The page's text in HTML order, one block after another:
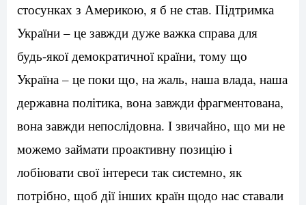
стосунках з Америкою, я б не став. Підтримка
України – це завжди дуже важка справа для
будь-якої демократичної країни, тому що
Україна – це поки що, на жаль, наша влада, наша
державна політика, вона завжди фрагментована,
вона завжди непослідовна. І звичайно, що ми не
можемо займати проактивну позицію і
лобіювати свої інтереси так системно, як
потрібно, щоб дії інших країн щодо нас ставали